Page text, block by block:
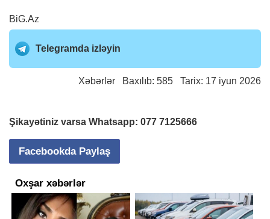
BiG.Az
Telegramda izləyin
Xəbərlər Baxılıb: 585 Tarix: 17 iyun 2026
Şikayətiniz varsa Whatsapp: 077 7125666
Facebookda Paylaş
Oxşar xəbərlər